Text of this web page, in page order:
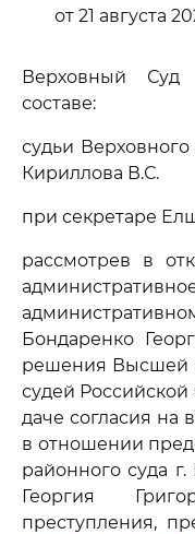
от 21 августа
Верховный Суд
составе:
судьи
Кириллова В.С.
при секретаре
рассмотрев в
Бондаренко
решения Высшей
судей Российской
даче согласия на
в отношении
районного суда
Георгия
преступления,